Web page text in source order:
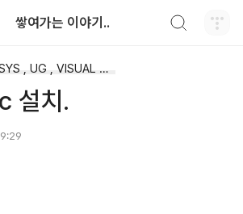
쌓여가는 이야기..
공학 - MATLAB, ANSYS , UG , VISUAL DOC 재료 물성치
설치.